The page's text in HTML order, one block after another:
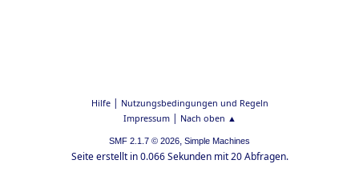
Hilfe| Nutzungsbedingungen und Regeln
Impressum| Nach oben ▲
SMF 2.1.7 © 2026, Simple Machines
Seite erstellt in 0.066 Sekunden mit 20 Abfragen.